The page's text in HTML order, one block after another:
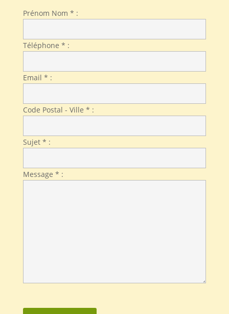
Prénom Nom * :
Téléphone * :
Email * :
Code Postal - Ville * :
Sujet * :
Message * :